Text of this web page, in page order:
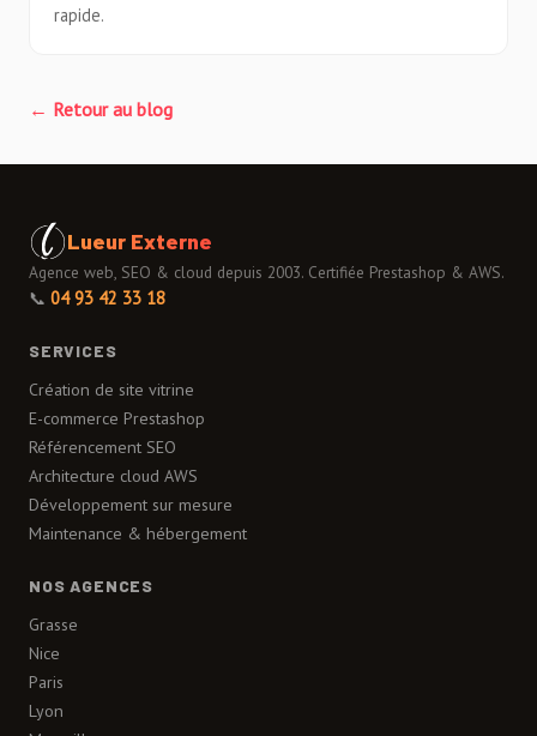
rapide.
← Retour au blog
Lueur Externe
Agence web, SEO & cloud depuis 2003. Certifiée Prestashop & AWS.
📞 04 93 42 33 18
SERVICES
Création de site vitrine
E-commerce Prestashop
Référencement SEO
Architecture cloud AWS
Développement sur mesure
Maintenance & hébergement
NOS AGENCES
Grasse
Nice
Paris
Lyon